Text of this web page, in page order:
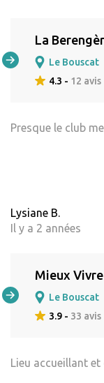
La
Le Bouscat
4.3 - 12 avis
Presque le club
Lysiane B.
Il y a 2 années
Mieux
Le Bouscat
3.9 - 33 avis
Lieu accueillant